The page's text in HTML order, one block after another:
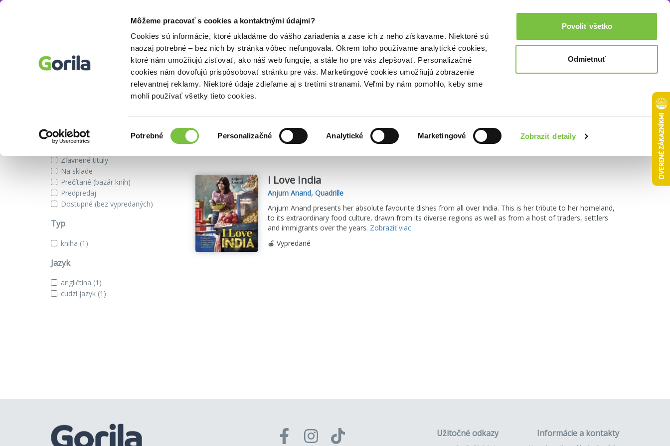
Môžeme pracovať s cookies a kontaktnými údajmi?
Cookies sú informácie, ktoré ukladáme do vášho zariadenia a zase ich z neho získavame. Niektoré sú
naozaj potrebné – bez nich by stránka vôbec nefungovala. Okrem toho používame analytické cookies,
ktoré nám umožňujú zisťovať, ako náš web funguje, a stále ho pre vás zlepšovať. Personalizačné
cookies nám dovoľujú prispôsobovať stránku pre vás. Marketingové cookies umožňujú zobrazenie
relevantnej reklamy. Niektoré údaje zdieľame aj s tretími stranami. Veľmi by nám pomohlo, keby sme
mohli používať všetky tieto cookies.
súhlasu
Potrebné Personalizačné Analytické Marketingové Zobraziť detaily
Povoliť všetko
Odmietnuť
Doplnky Prihlásenie 0,00€
Anjum Anand Akcie a zľavy
Knihy autora Anjum Anand
Zobraziť iba
Zľavnené tituly
Na sklade
Prečítané (bazár kníh)
Predpredaj
Dostupné (bez vypredaných)
Typ
kniha (1)
Jazyk
angličtina (1)
cudzí jazyk (1)
Našli sme Zoradiť podľa:
I Love India
Anjum Anand, Quadrille
Anjum Anand presents her absolute favourite dishes from all over India. This is her tribute to her homeland,
to its extraordinary food culture, drawn from its diverse regions as well as from a host of traders, settlers
and immigrants over the years. Zobraziť viac
🍎 Vypredané
Užitočné odkazy Informácie a kontakty